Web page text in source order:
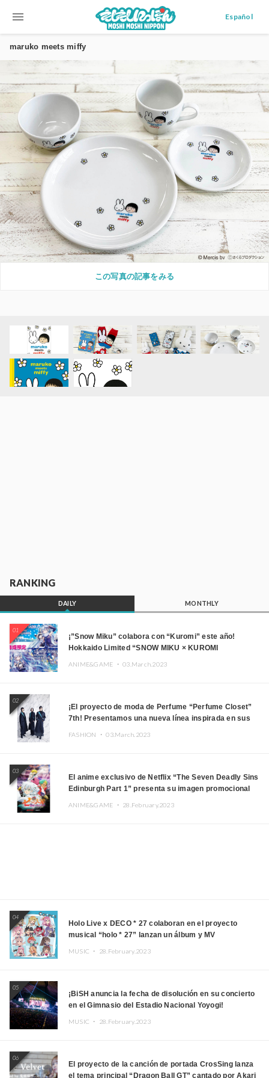
menu Español
maruko meets miffy
この写真の記事をみる
RANKING
DAILY MONTHLY
01
¡”Snow Miku” colabora con “Kuromi” este año!
Hokkaido Limited “SNOW MIKU × KUROMI
ANIME&GAME ・03.March.2023
02
¡El proyecto de moda de Perfume “Perfume Closet”
7th! Presentamos una nueva línea inspirada en sus
FASHION ・03.March.2023
03
El anime exclusivo de Netflix “The Seven Deadly Sins
Edinburgh Part 1” presenta su imagen promocional
ANIME&GAME ・ 28.February.2023
04
Holo Live x DECO * 27 colaboran en el proyecto
musical “holo * 27” lanzan un álbum y MV
MUSIC ・ 28.February.2023
05
¡BiSH anuncia la fecha de disolución en su concierto
en el Gimnasio del Estadio Nacional Yoyogi!
MUSIC ・ 28.February.2023
06
El proyecto de la canción de portada CrosSing lanza
el tema principal “Dragon Ball GT” cantado por Akari